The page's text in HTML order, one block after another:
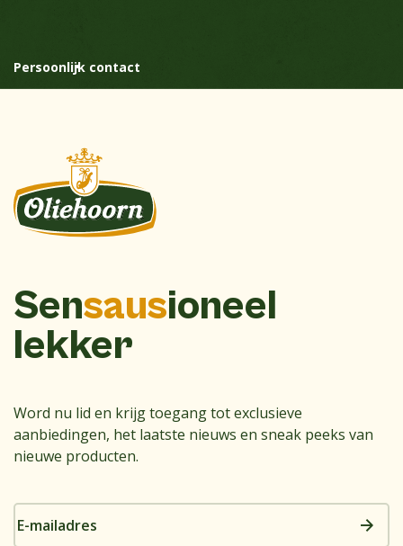
Persoonlijk contact
Sensausioneel
lekker
Word nu lid en krijg toegang tot exclusieve
aanbiedingen, het laatste nieuws en sneak peeks van
nieuwe producten.
E-
mailadres